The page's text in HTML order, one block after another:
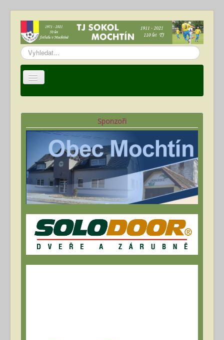
Vyhledávání...
Oddíl fotbalu
Hráči
Kalendář akcí
Fotogalerie
Ke stažení
Archív článků
Přihlásit
Sponzoři